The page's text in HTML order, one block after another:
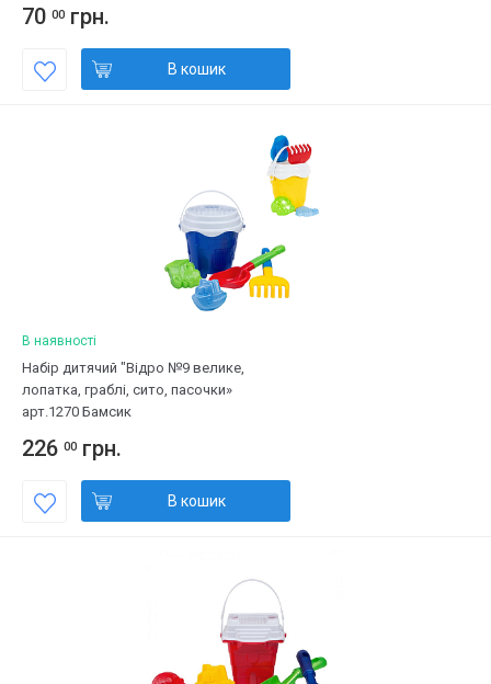
70 00 грн.
В кошик
В наявності
Набір дитячий "Відро №9 велике,
лопатка, граблі, сито, пасочки»
арт.1270 Бамсик
226 00 грн.
В кошик